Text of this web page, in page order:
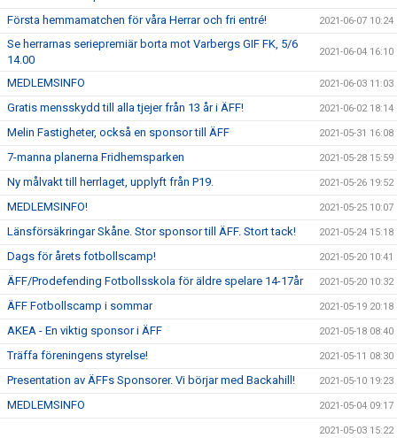
Första hemmamatchen för våra Herrar och fri entré! 2021-06-07 10:24
Se herrarnas seriepremiär borta mot Varbergs GIF FK, 5/6
14.00
2021-06-04 16:10
MEDLEMSINFO 2021-06-03 11:03
Gratis mensskydd till alla tjejer från 13 år i ÄFF! 2021-06-02 18:14
Melin Fastigheter, också en sponsor till ÄFF 2021-05-31 16:08
7-manna planerna Fridhemsparken 2021-05-28 15:59
Ny målvakt till herrlaget, upplyft från P19. 2021-05-26 19:52
MEDLEMSINFO! 2021-05-25 10:07
Länsförsäkringar Skåne. Stor sponsor till ÄFF. Stort tack! 2021-05-24 15:18
Dags för årets fotbollscamp! 2021-05-20 10:41
ÄFF/Prodefending Fotbollsskola för äldre spelare 14-17år 2021-05-20 10:32
ÄFF Fotbollscamp i sommar 2021-05-19 20:18
AKEA - En viktig sponsor i ÄFF 2021-05-18 08:40
Träffa föreningens styrelse! 2021-05-11 08:30
Presentation av ÄFFs Sponsorer. Vi börjar med Backahill! 2021-05-10 19:23
MEDLEMSINFO 2021-05-04 09:17
2021-05-03 15:22